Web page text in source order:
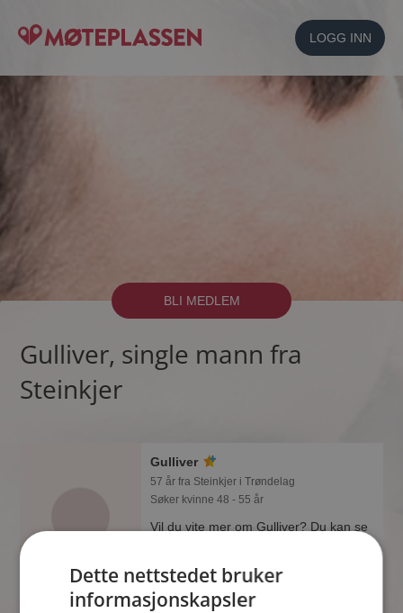
LOGG INN
BLI MEDLEM
Gulliver, single mann fra
Steinkjer
Gulliver
57 år fra Steinkjer i Trøndelag
Søker kvinne 48 - 55 år
Vil du vite mer om Gulliver? Du kan se
Møteplassen.
Dette nettstedet bruker
informasjonskapsler